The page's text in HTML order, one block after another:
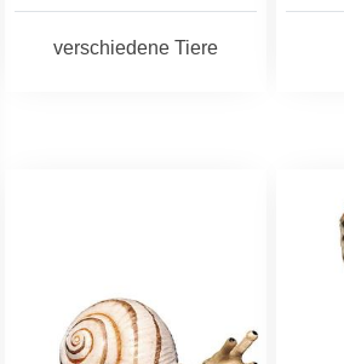
verschiedene Tiere